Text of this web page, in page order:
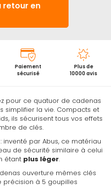
pour ce quatuor de cadenas
simplifier la vie. Compacts et
ils sécurisent tous vos effets
de clés.
: inventé par Abus, ce matériau
de sécurité similaire à celui
étant plus léger.
ouverture mêmes clés
précision à 5 goupilles
retour en
Paiement
sécurisé
Plus de
10000 avis